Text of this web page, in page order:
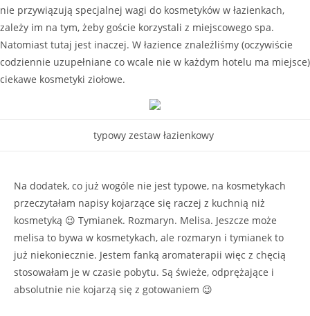
nie przywiązują specjalnej wagi do kosmetyków w łazienkach,
zależy im na tym, żeby goście korzystali z miejscowego spa.
Natomiast tutaj jest inaczej. W łazience znaleźliśmy (oczywiście
codziennie uzupełniane co wcale nie w każdym hotelu ma miejsce)
ciekawe kosmetyki ziołowe.
typowy zestaw łazienkowy
Na dodatek, co już wogóle nie jest typowe, na kosmetykach
przeczytałam napisy kojarzące się raczej z kuchnią niż
kosmetyką 😉 Tymianek. Rozmaryn. Melisa. Jeszcze może
melisa to bywa w kosmetykach, ale rozmaryn i tymianek to
już niekoniecznie. Jestem fanką aromaterapii więc z chęcią
stosowałam je w czasie pobytu. Są świeże, odprężające i
absolutnie nie kojarzą się z gotowaniem 😉